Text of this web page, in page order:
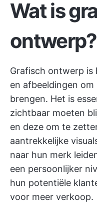
Wat is
ontwerp?
Grafisch ontwerp is
en afbeeldingen
brengen. Het is
zichtbaar moeten
en deze om te
aantrekkelijke
naar hun merk
een persoonlijker
hun potentiële
voor meer verkoop.